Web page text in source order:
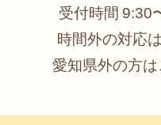
受付時間 9:30
時間外の対応
愛知県外の方は